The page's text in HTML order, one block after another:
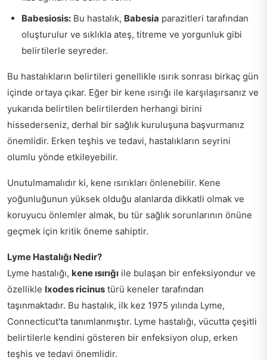
Babesiosis: Bu hastalık, Babesia parazitleri tarafından
oluşturulur ve sıklıkla ateş, titreme ve yorgunluk gibi
belirtilerle seyreder.
Bu hastalıkların belirtileri genellikle ısırık sonrası birkaç gün
içinde ortaya çıkar. Eğer bir kene ısırığı ile karşılaşırsanız ve
yukarıda belirtilen belirtilerden herhangi birini
hissederseniz, derhal bir sağlık kuruluşuna başvurmanız
önemlidir. Erken teşhis ve tedavi, hastalıkların seyrini
olumlu yönde etkileyebilir.
Unutulmamalıdır ki, kene ısırıkları önlenebilir. Kene
yoğunluğunun yüksek olduğu alanlarda dikkatli olmak ve
koruyucu önlemler almak, bu tür sağlık sorunlarının önüne
geçmek için kritik öneme sahiptir.
Lyme Hastalığı Nedir?
Lyme hastalığı, kene ısırığı ile bulaşan bir enfeksiyondur ve
özellikle Ixodes ricinus türü keneler tarafından
taşınmaktadır. Bu hastalık, ilk kez 1975 yılında Lyme,
Connecticut'ta tanımlanmıştır. Lyme hastalığı, vücutta çeşitli
belirtilerle kendini gösteren bir enfeksiyon olup, erken
teşhis ve tedavi önemlidir.